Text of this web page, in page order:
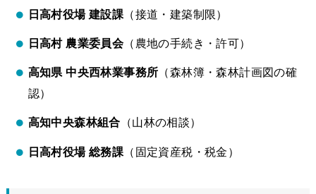
日高村役場 建設課 （接道・建築制限）
日高村 農業委員会（農地の手続き・許可）
高知県 中央西林業事務所 （森林簿・森林計画図の確
認）
高知中央森林組合 （山林の相談）
日高村役場 総務課 （固定資産税・税金）